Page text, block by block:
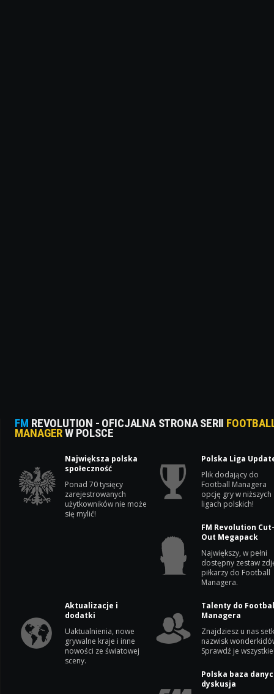
FM REVOLUTION - OFICJALNA STRONA SERII
MANAGERW POLSCE
Największa polska
społeczność
Ponad 70 tysięcy
zarejestrowanych
użytkowników nie może
się mylić!
Polska Liga
Plik dodający do
Football Managera
opcję gry w niższych
ligach polskich!
FM Revolution
Out Megapack
Największy, w pełni
dostępny zestaw
piłkarzy do Football
Managera.
Aktualizacje i
dodatki
Uaktualnienia, nowe
grywalne kraje i inne
nowości ze światowej
sceny.
Talenty do
Managera
Znajdziesz u nas
nazwisk
Sprawdź je
Polska baza
dyskusja